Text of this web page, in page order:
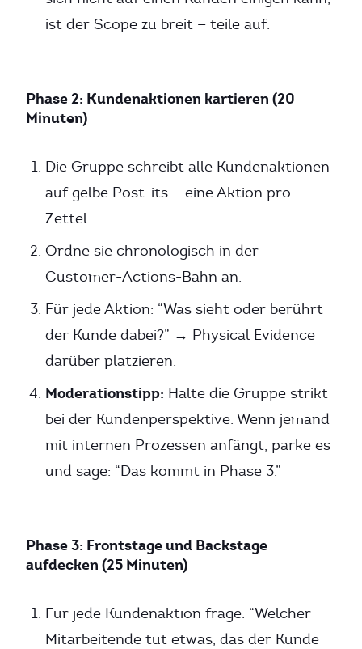
ist der Scope zu breit — teile auf.
Phase 2: Kundenaktionen kartieren (20
Minuten)
Die Gruppe schreibt alle Kundenaktionen
auf gelbe Post-its — eine Aktion pro
Zettel.
Ordne sie chronologisch in der
Customer-Actions-Bahn an.
Für jede Aktion: “Was sieht oder berührt
der Kunde dabei?” → Physical Evidence
darüber platzieren.
Moderationstipp: Halte die Gruppe strikt
bei der Kundenperspektive. Wenn jemand
mit internen Prozessen anfängt, parke es
und sage: “Das kommt in Phase 3.”
Phase 3: Frontstage und Backstage
aufdecken (25 Minuten)
Für jede Kundenaktion frage: “Welcher
Mitarbeitende tut etwas, das der Kunde